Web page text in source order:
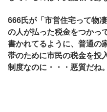
666氏が「市営住宅って物
の人が払った税金をつかっ
書かれてるように、普通の
帯のために市民の税金を投
制度なのに・・・悪質だね。